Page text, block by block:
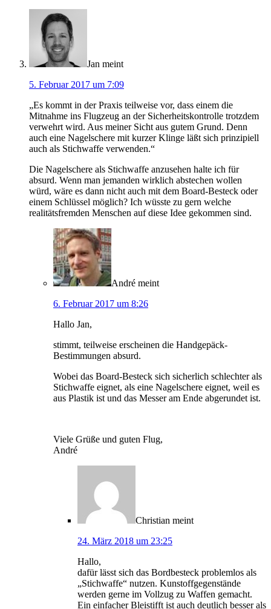
Jan meint
5. Februar 2017 um 7:09
„Es kommt in der Praxis teilweise vor, dass einem die
Mitnahme ins Flugzeug an der Sicherheitskontrolle trotzdem
verwehrt wird. Aus meiner Sicht aus gutem Grund. Denn
auch eine Nagelschere mit kurzer Klinge läßt sich prinzipiell
auch als Stichwaffe verwenden.“
Die Nagelschere als Stichwaffe anzusehen halte ich für
absurd. Wenn man jemanden wirklich abstechen wollen
würd, wäre es dann nicht auch mit dem Board-Besteck oder
einem Schlüssel möglich? Ich wüsste zu gern welche
realitätsfremden Menschen auf diese Idee gekommen sind.
André meint
6. Februar 2017 um 8:26
Hallo Jan,
stimmt, teilweise erscheinen die Handgepäck-
Bestimmungen absurd.
Wobei das Board-Besteck sich sicherlich schlechter als
Stichwaffe eignet, als eine Nagelschere eignet, weil es
aus Plastik ist und das Messer am Ende abgerundet ist.
Viele Grüße und guten Flug,
André
Christian meint
24. März 2018 um 23:25
Hallo,
dafür lässt sich das Bordbesteck problemlos als
„Stichwaffe“ nutzen. Kunstoffgegenstände
werden gerne im Vollzug zu Waffen gemacht.
Ein einfacher Bleistifft ist auch deutlich besser als